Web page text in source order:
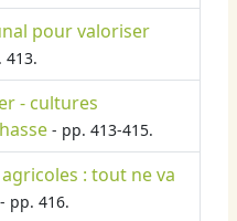
pour valoriser
413.
- cultures
- pp. 413-415.
: tout ne va
- pp. 416.